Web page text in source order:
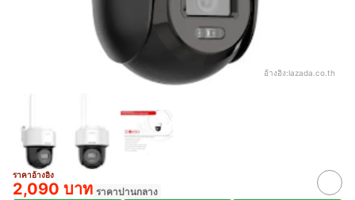
อ้างอิง:lazada.co.th
ราคาอ้างอิง
2,090 บาท ราคาปานกลาง